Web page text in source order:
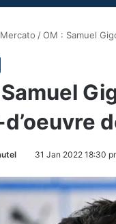
Mercato /OM : Samuel
31 Jan 2022 18:30